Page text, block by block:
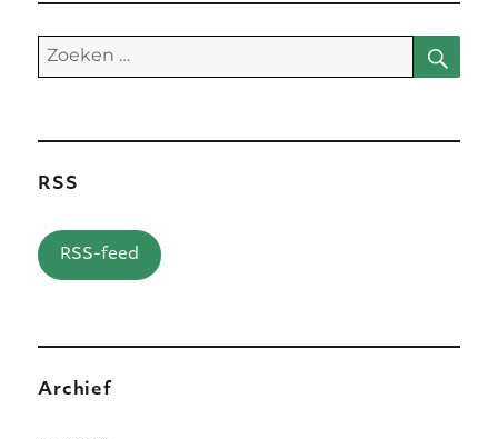
Zoeken
naar:
RSS
RSS-feed
Archief